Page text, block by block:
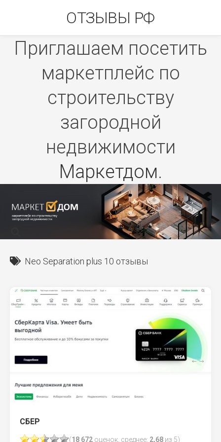
ОТЗЫВЫ РФ
Приглашаем посетить
маркетплейс по
строительству
загородной
недвижимости
Маркетдом.
Neo Separation plus 10 отзывы
СБЕР
(18 672 оценок, среднее: 2,68 из 5)